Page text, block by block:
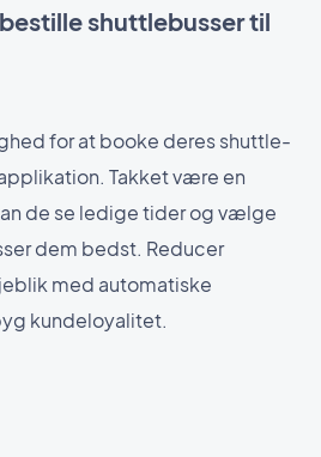
shuttlebusser til
for at booke deres shuttle-
Takket være en
de se ledige tider og vælge
dem bedst. Reducer
med automatiske
kundeloyalitet.